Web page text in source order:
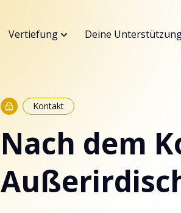
Vertiefung Deine
Kontakt
Nach dem